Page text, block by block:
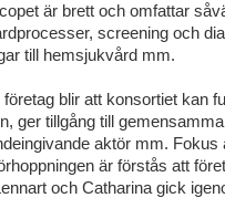
är brett och omfattar
screening och
till hemsjukvård mm.
blir att konsortiet kan
ger tillgång till
aktör mm. Fokus
är förstås att
och Catharina gick